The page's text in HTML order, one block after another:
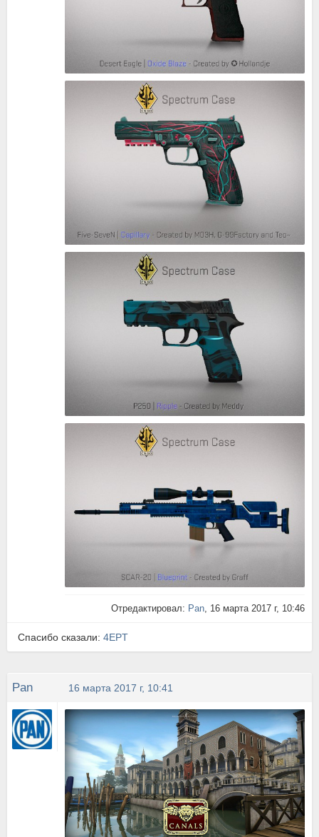
Отредактировал: Pan, 16 марта 2017 г, 10:46
Спасибо сказали: 4EPT
Pan 16 марта 2017 г, 10:41